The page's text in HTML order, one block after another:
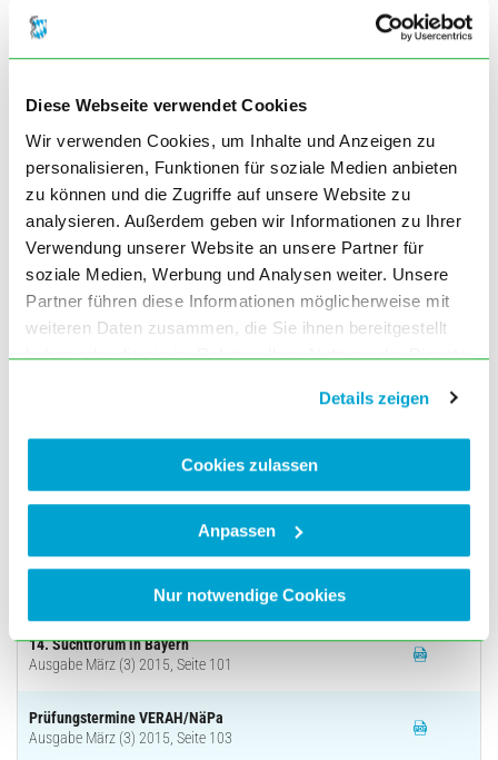
Diese Webseite verwendet Cookies
Wir verwenden Cookies, um Inhalte und Anzeigen zu
personalisieren, Funktionen für soziale Medien anbieten
zu können und die Zugriffe auf unsere Website zu
analysieren. Außerdem geben wir Informationen zu Ihrer
Verwendung unserer Website an unsere Partner für
soziale Medien, Werbung und Analysen weiter. Unsere
Partner führen diese Informationen möglicherweise mit
weiteren Daten zusammen, die Sie ihnen bereitgestellt
haben oder die sie im Rahmen Ihrer Nutzung der Dienste
Cookies, wenn Sie unsere Webseite weiterhin nutzen.
Details zeigen
Cookies zulassen
Anpassen
Nur notwendige Cookies
Autor: Nedbal
Ausgabe März (3) 2015, Seite 90
Vorbereitungen auf Maßnahmen in
Deutschland
Ausgabe März (3) 2015, Seite 90
Selbsthilfekoordination Bayern in neuen
Räumen
Autor: Seider
Seminartage Weiterbildung
Allgemeinmedizin gehen weiter
Gedenken gegen das Verbrechen
Auflösung der Fortbildungsfragen aus
Ausgabe März (3) 2015, Seite 92
Aktuelle Seminare der Bayerischen
Ausgabe März (3) 2015, Seite 94
14. Suchtforum in Bayern
Ausgabe März (3) 2015, Seite 101
Prüfungstermine VERAH/NäPa
Ausgabe März (3) 2015, Seite 103